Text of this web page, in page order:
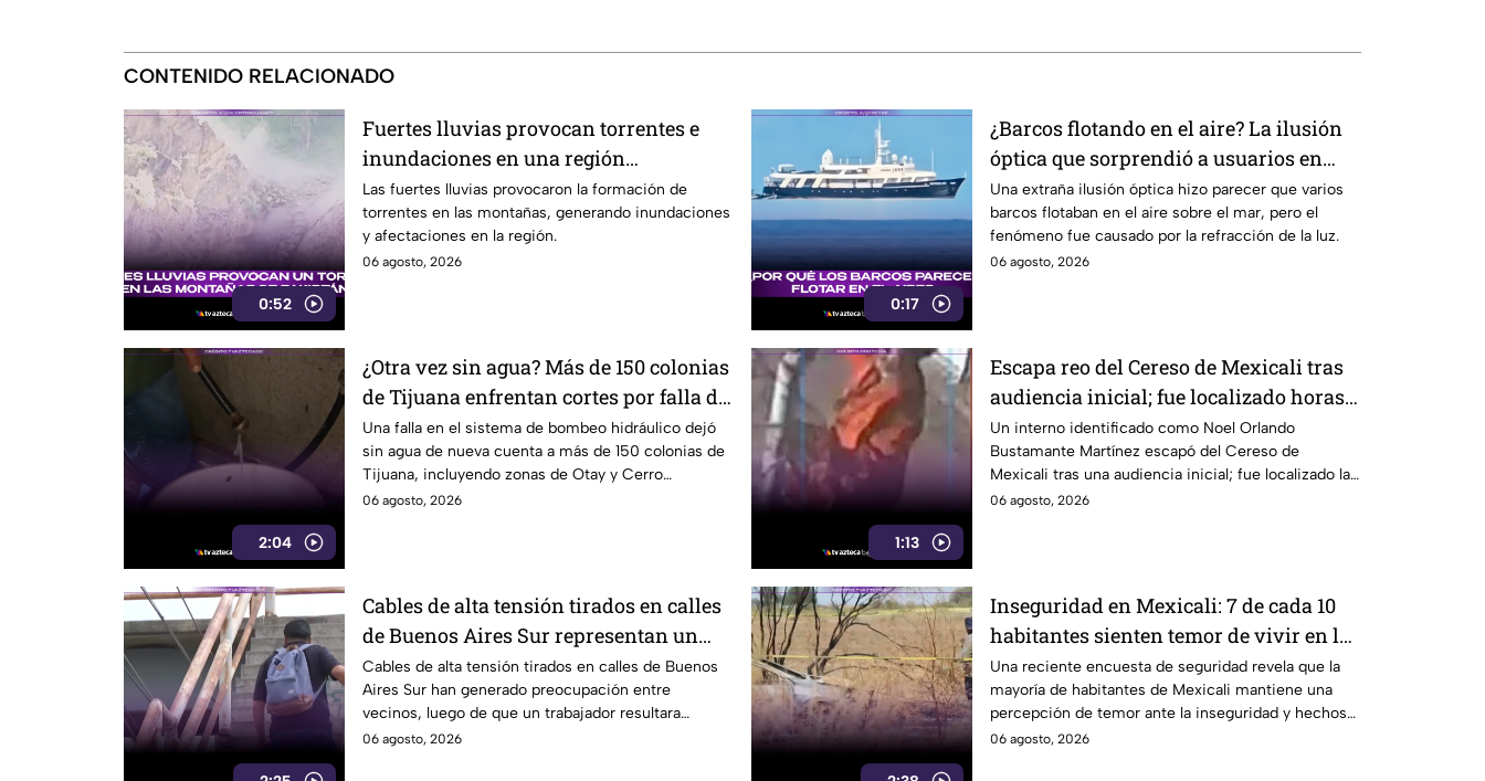
CONTENIDO RELACIONADO
0:52
Fuertes lluvias provocan torrentes e
inundaciones en una región
montañosa
Las fuertes lluvias provocaron la formación de
torrentes en las montañas, generando inundaciones
y afectaciones en la región.
06 agosto, 2026
0:17
¿Barcos flotando en el aire? La ilusión
óptica que sorprendió a usuarios en
redes sociales
Una extraña ilusión óptica hizo parecer que varios
barcos flotaban en el aire sobre el mar, pero el
fenómeno fue causado por la refracción de la luz.
06 agosto, 2026
2:04
¿Otra vez sin agua? Más de 150 colonias
de Tijuana enfrentan cortes por falla de
CESPT
Una falla en el sistema de bombeo hidráulico dejó
sin agua de nueva cuenta a más de 150 colonias de
Tijuana, incluyendo zonas de Otay y Cerro
Colorado.
06 agosto, 2026
1:13
Escapa reo del Cereso de Mexicali tras
audiencia inicial; fue localizado horas
después
Un interno identificado como Noel Orlando
Bustamante Martínez escapó del Cereso de
Mexicali tras una audiencia inicial; fue localizado la
noche del miércoles.
06 agosto, 2026
Cables de alta tensión tirados en calles
de Buenos Aires Sur representan un
riesgo para peatones en Tijuana
Cables de alta tensión tirados en calles de Buenos
Aires Sur han generado preocupación entre
vecinos, luego de que un trabajador resultara
electrocutado.
06 agosto, 2026
Inseguridad en Mexicali: 7 de cada 10
habitantes sienten temor de vivir en la
capital cachanilla
Una reciente encuesta de seguridad revela que la
mayoría de habitantes de Mexicali mantiene una
percepción de temor ante la inseguridad y hechos
delictivos.
06 agosto, 2026